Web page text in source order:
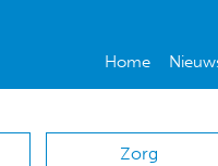
Home
Zorg